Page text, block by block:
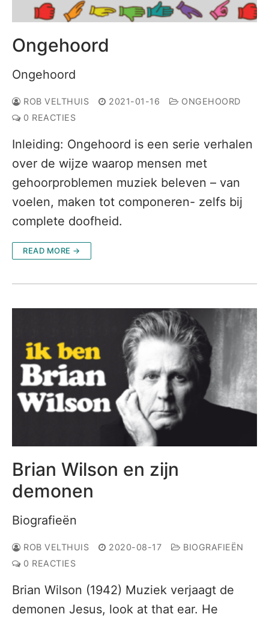
Ongehoord
Ongehoord
ROB VELTHUIS 2021-01-16
ONGEHOORD
0 REACTIES
Inleiding: Ongehoord is een serie verhalen
over de wijze waarop mensen met
gehoorproblemen muziek beleven – van
voelen, maken tot componeren- zelfs bij
complete doofheid.
READ MORE →
Brian Wilson en zijn
demonen
Biografieën
ROB VELTHUIS 2020-08-17
BIOGRAFIEËN
0 REACTIES
Brian Wilson (1942) Muziek verjaagt de
demonen Jesus, look at that ear. He